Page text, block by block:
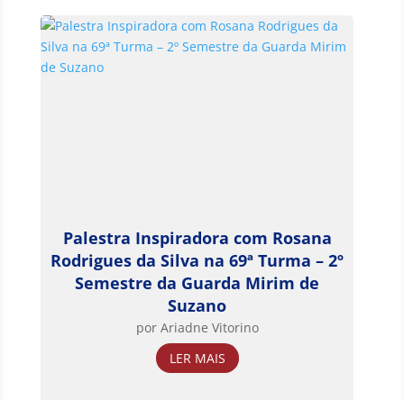
Palestra Inspiradora com Rosana
Rodrigues da Silva na 69ª Turma – 2º
Semestre da Guarda Mirim de
Suzano
por Ariadne Vitorino
LER MAIS